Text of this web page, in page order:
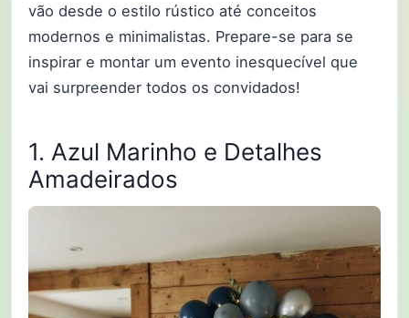
vão desde o estilo rústico até conceitos
modernos e minimalistas. Prepare-se para se
inspirar e montar um evento inesquecível que
vai surpreender todos os convidados!
1. Azul Marinho e Detalhes
Amadeirados